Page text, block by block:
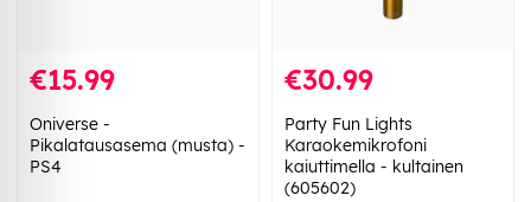
€15.99
Oniverse -
Pikalatausasema (musta) -
PS4
€30.99
Party Fun Lights
Karaokemikrofoni
kaiuttimella - kultainen
(605602)